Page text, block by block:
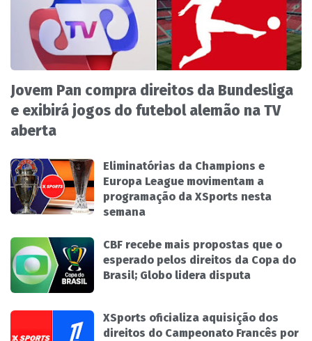
Jovem Pan compra direitos da Bundesliga
e exibirá jogos do futebol alemão na TV
aberta
Eliminatórias da Champions e
Europa League movimentam a
programação da XSports nesta
semana
CBF recebe mais propostas que o
esperado pelos direitos da Copa do
Brasil; Globo lidera disputa
XSports oficializa aquisição dos
direitos do Campeonato Francês por